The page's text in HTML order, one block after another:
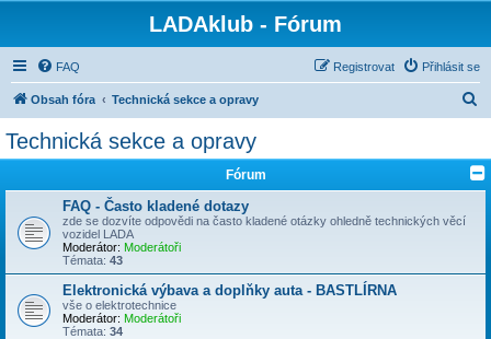
LADAklub - Fórum
FAQ Přihlásit se
Registrovat
Obsah fóra Technická sekce a opravy
d
Technická sekce a opravy
Fórum
FAQ - Často kladené dotazy
zde se dozvíte odpovědi na často kladené otázky ohledně technických věcí
vozidel LADA
Moderátor: Moderátoři
Témata: 43
Elektronická výbava a doplňky auta - BASTLÍRNA
vše o elektrotechnice
Moderátor: Moderátoři
Témata: 34